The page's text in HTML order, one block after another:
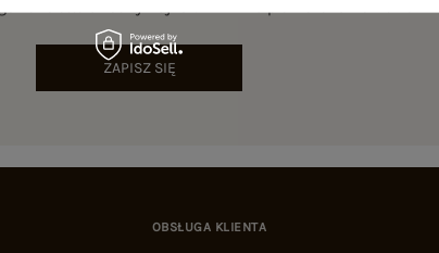
ZAPISZ SIĘ
OBSŁUGA KLIENTA